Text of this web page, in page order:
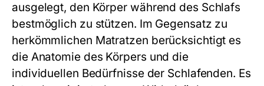
ausgelegt, den Körper während des Schlafs
bestmöglich zu stützen. Im Gegensatz zu
herkömmlichen Matratzen berücksichtigt es
die Anatomie des Körpers und die
individuellen Bedürfnisse der Schlafenden. Es